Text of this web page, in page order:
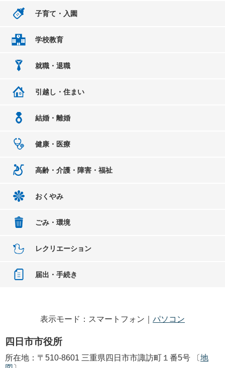
子育て・入園
学校教育
就職・退職
引越し・住まい
結婚・離婚
健康・医療
高齢・介護・障害・福祉
おくやみ
ごみ・環境
レクリエーション
届出・手続き
表示モード：スマートフォン｜ パソコン
四日市市役所
所在地：〒510-8601 三重県四日市市諏訪町１番5号 〔地